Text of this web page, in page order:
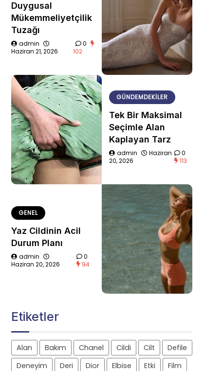
Duygusal
Mükemmeliyetçilik
Tuzağı
admin
Haziran 21, 2026
0
102
GÜNDEMDEKILER
Tek Bir Maksimal
Seçimle Alan
Kaplayan Tarz
admin
Haziran
20, 2026
0
113
GENEL
Yaz Cildinin Acil
Durum Planı
admin
Haziran 20, 2026
0
94
Etiketler
Alan Bakım Chanel Cildi Cilt
Defile
Deneyim
Deri Dior Elbise Etki
Film